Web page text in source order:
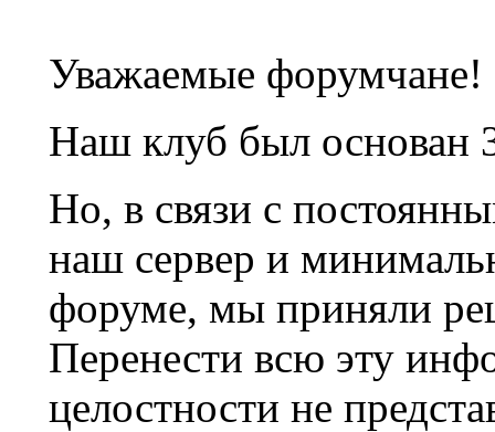
Уважаемые форумчане!
Наш клуб был основан
Но, в связи с
наш сервер и
форуме, мы приняли
Перенести всю эту
целостности не